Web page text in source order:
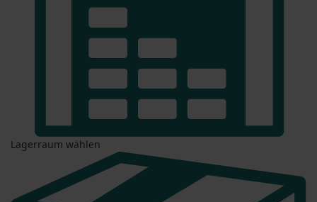
Lagerraum wählen